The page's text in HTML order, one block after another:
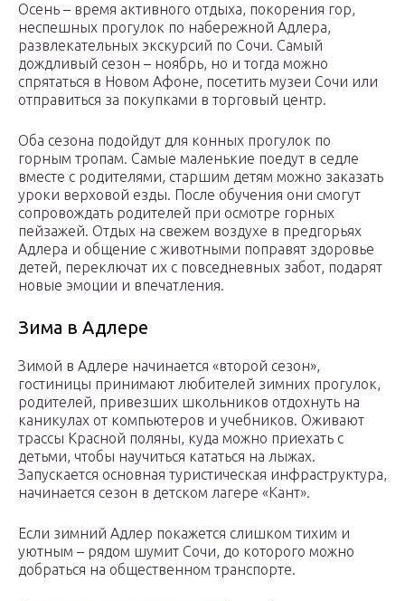
Осень – время активного отдыха, покорения гор,
неспешных прогулок по набережной Адлера,
развлекательных экскурсий по Сочи. Самый
дождливый сезон – ноябрь, но и тогда можно
спрятаться в Новом Афоне, посетить музеи Сочи или
отправиться за покупками в торговый центр.
Оба сезона подойдут для конных прогулок по
горным тропам. Самые маленькие поедут в седле
вместе с родителями, старшим детям можно заказать
уроки верховой езды. После обучения они смогут
сопровождать родителей при осмотре горных
пейзажей. Отдых на свежем воздухе в предгорьях
Адлера и общение с животными поправят здоровье
детей, переключат их с повседневных забот, подарят
новые эмоции и впечатления.
Зима в Адлере
Зимой в Адлере начинается «второй сезон»,
гостиницы принимают любителей зимних прогулок,
родителей, привезших школьников отдохнуть на
каникулах от компьютеров и учебников. Оживают
трассы Красной поляны, куда можно приехать с
детьми, чтобы научиться кататься на лыжах.
Запускается основная туристическая инфраструктура,
начинается сезон в детском лагере «Кант».
Если зимний Адлер покажется слишком тихим и
уютным – рядом шумит Сочи, до которого можно
добраться на общественном транспорте.